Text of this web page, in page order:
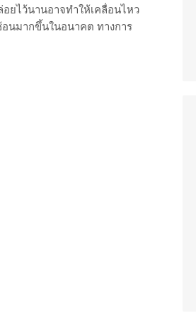
ยไว้นานอาจทำให้เคลื่อนไหว
อนมากขึ้นในอนาคต ทางการ